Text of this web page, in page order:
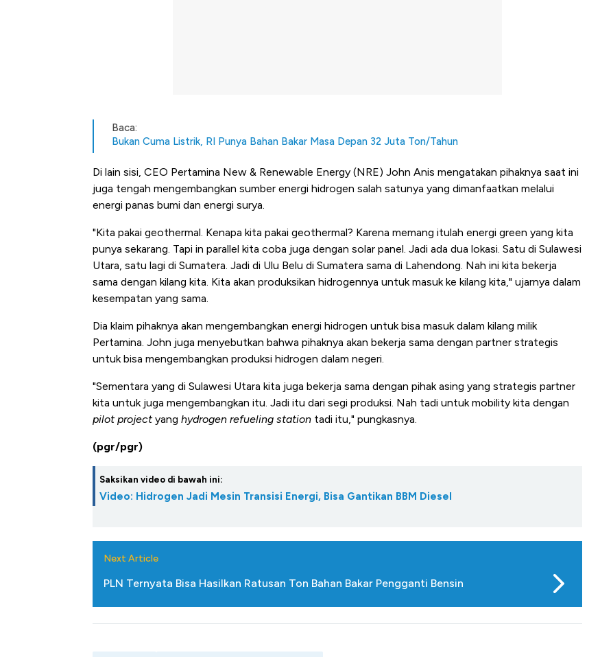
Baca:
Bukan Cuma Listrik, RI Punya Bahan Bakar Masa Depan 32 Juta Ton/Tahun
Di lain sisi, CEO Pertamina New & Renewable Energy (NRE) John Anis mengatakan pihaknya saat ini
juga tengah mengembangkan sumber energi hidrogen salah satunya yang dimanfaatkan melalui
energi panas bumi dan energi surya.
"Kita pakai geothermal. Kenapa kita pakai geothermal? Karena memang itulah energi green yang kita
punya sekarang. Tapi in parallel kita coba juga dengan solar panel. Jadi ada dua lokasi. Satu di Sulawesi
Utara, satu lagi di Sumatera. Jadi di Ulu Belu di Sumatera sama di Lahendong. Nah ini kita bekerja
sama dengan kilang kita. Kita akan produksikan hidrogennya untuk masuk ke kilang kita," ujarnya dalam
kesempatan yang sama.
Dia klaim pihaknya akan mengembangkan energi hidrogen untuk bisa masuk dalam kilang milik
Pertamina. John juga menyebutkan bahwa pihaknya akan bekerja sama dengan partner strategis
untuk bisa mengembangkan produksi hidrogen dalam negeri.
"Sementara yang di Sulawesi Utara kita juga bekerja sama dengan pihak asing yang strategis partner
kita untuk juga mengembangkan itu. Jadi itu dari segi produksi. Nah tadi untuk mobility kita dengan
pilot projectyang hydrogen refueling station tadi itu," pungkasnya.
(pgr/pgr)
Saksikan video di bawah ini:
Video: Hidrogen Jadi Mesin Transisi Energi, Bisa Gantikan BBM Diesel
Next Article
PLN Ternyata Bisa Hasilkan Ratusan Ton Bahan Bakar Pengganti Bensin
Ini Kekuatan Uang Embraer Kuasai
Harga Batu Bara Bangkit, Ada Kabar